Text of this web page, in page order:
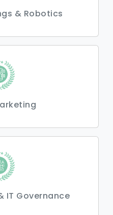
& Robotics
IT Governance